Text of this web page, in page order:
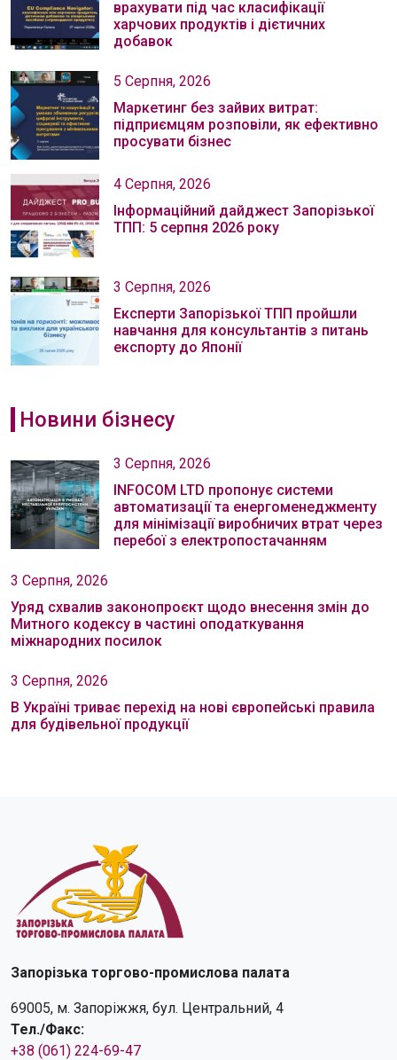
врахувати під час класифікації
харчових продуктів і дієтичних
добавок
5 Серпня, 2026
Маркетинг без зайвих витрат:
підприємцям розповіли, як ефективно
просувати бізнес
4 Серпня, 2026
Інформаційний дайджест Запорізької
ТПП: 5 серпня 2026 року
3 Серпня, 2026
Експерти Запорізької ТПП пройшли
навчання для консультантів з питань
експорту до Японії
Новини бізнесу
3 Серпня, 2026
INFOCOM LTD пропонує системи
автоматизації та енергоменеджменту
для мінімізації виробничих втрат через
перебої з електропостачанням
3 Серпня, 2026
Уряд схвалив законопроєкт щодо внесення змін до
Митного кодексу в частині оподаткування
міжнародних посилок
3 Серпня, 2026
В Україні триває перехід на нові європейські правила
для будівельної продукції
Запорізька торгово-промислова палата
69005, м. Запоріжжя, бул. Центральний, 4
Тел./Факс:
+38 (061) 224-69-47